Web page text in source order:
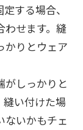
する場合、
わせます。縫
かりとウェア
がしっかりと
い付けた場
ないかもチェ